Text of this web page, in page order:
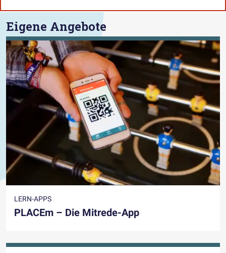
Eigene Angebote
LERN-APPS
PLACEm – Die Mitrede-App